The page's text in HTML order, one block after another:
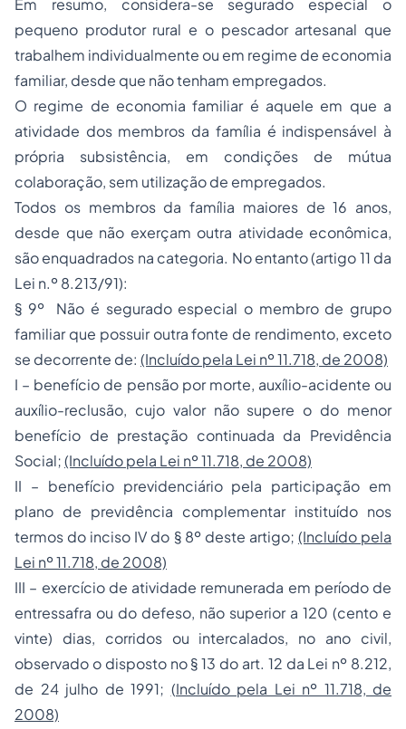
Em resumo, considera-se segurado especial o
pequeno produtor rural e o pescador artesanal que
trabalhem individualmente ou em regime de economia
familiar, desde que não tenham empregados.
O regime de economia familiar é aquele em que a
atividade dos membros da família é indispensável à
própria subsistência, em condições de mútua
colaboração, sem utilização de empregados.
Todos os membros da família maiores de 16 anos,
desde que não exerçam outra atividade econômica,
são enquadrados na categoria. No entanto (artigo 11 da
Lei n.º 8.213/91):
§ 9º Não é segurado especial o membro de grupo
familiar que possuir outra fonte de rendimento, exceto
se decorrente de: (Incluído pela Lei nº 11.718, de 2008)
I – benefício de pensão por morte, auxílio-acidente ou
auxílio-reclusão, cujo valor não supere o do menor
benefício de prestação continuada da Previdência
Social;(Incluído pela Lei nº 11.718, de 2008)
II – benefício previdenciário pela participação em
plano de previdência complementar instituído nos
termos do inciso IV do § 8º deste artigo; (Incluído pela
Lei nº 11.718, de 2008)
III – exercício de atividade remunerada em período de
entressafra ou do defeso, não superior a 120 (cento e
vinte) dias, corridos ou intercalados, no ano civil,
observado o disposto no § 13 do art. 12 da Lei nº 8.212,
de 24 julho de 1991; (Incluído pela Lei nº 11.718, de
2008)